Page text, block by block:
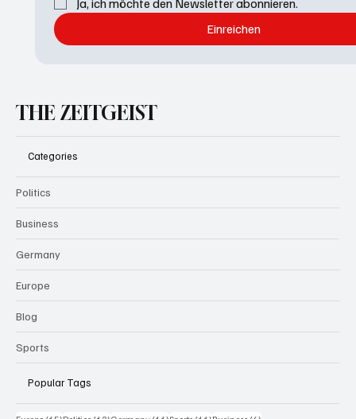
Einreichen
THE ZEITGEIST
Categories
Politics
Business
Germany
Europe
Blog
Sports
Popular Tags